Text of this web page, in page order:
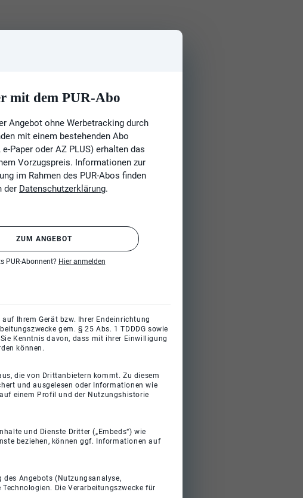
mit dem PUR-Abo
Angebot ohne Werbetracking durch
mit einem bestehenden Abo
e-Paper oder AZ PLUS) erhalten das
Vorzugspreis. Informationen zur
im Rahmen des PUR-Abos finden
der Datenschutzerklärung.
ZUM ANGEBOT
PUR-Abonnent? Hier anmelden
Ihrem Gerät bzw. Ihrer Endeinrichtung
gem. § 25 Abs. 1 TDDDG sowie
Kenntnis davon, dass mit ihrer Einwilligung
können.
die von Drittanbietern kommt. Zu diesem
und ausgelesen oder Informationen wie
einem Profil und der Nutzungshistorie
und Dienste Dritter („Embeds“) wie
beziehen, können ggf. Informationen auf
des Angebots (Nutzungsanalyse,
Die Verarbeitungszwecke für